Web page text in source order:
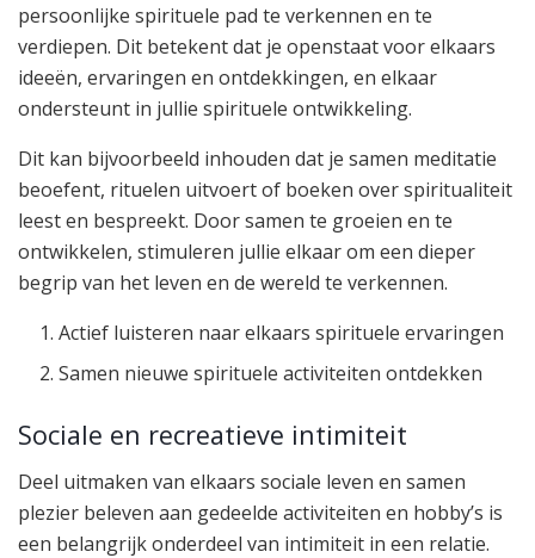
persoonlijke spirituele pad te verkennen en te
verdiepen. Dit betekent dat je openstaat voor elkaars
ideeën, ervaringen en ontdekkingen, en elkaar
ondersteunt in jullie spirituele ontwikkeling.
Dit kan bijvoorbeeld inhouden dat je samen meditatie
beoefent, rituelen uitvoert of boeken over spiritualiteit
leest en bespreekt. Door samen te groeien en te
ontwikkelen, stimuleren jullie elkaar om een dieper
begrip van het leven en de wereld te verkennen.
Actief luisteren naar elkaars spirituele ervaringen
Samen nieuwe spirituele activiteiten ontdekken
Sociale en recreatieve intimiteit
Deel uitmaken van elkaars sociale leven en samen
plezier beleven aan gedeelde activiteiten en hobby’s is
een belangrijk onderdeel van intimiteit in een relatie.